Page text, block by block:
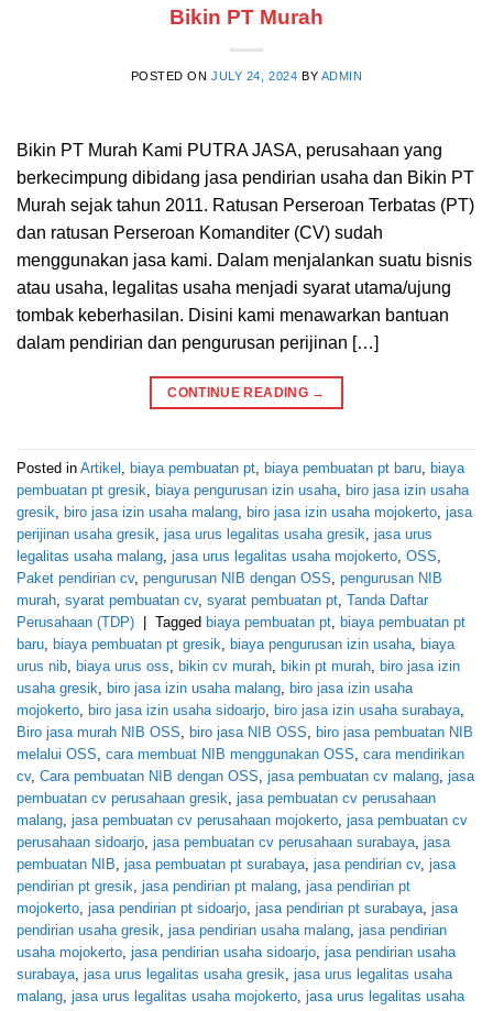
Bikin PT Murah
POSTED ONJULY 24, 2024 BY ADMIN
Bikin PT Murah Kami PUTRA JASA, perusahaan yang
berkecimpung dibidang jasa pendirian usaha dan Bikin PT
Murah sejak tahun 2011. Ratusan Perseroan Terbatas (PT)
dan ratusan Perseroan Komanditer (CV) sudah
menggunakan jasa kami. Dalam menjalankan suatu bisnis
atau usaha, legalitas usaha menjadi syarat utama/ujung
tombak keberhasilan. Disini kami menawarkan bantuan
dalam pendirian dan pengurusan perijinan […]
CONTINUE READING →
Posted in Artikel biaya pembuatan pt biaya pembuatan pt baru biaya
pembuatan pt gresik biaya pengurusan izin usaha biro jasa izin usaha
gresik biro jasa izin usaha malang biro jasa izin usaha mojokerto jasa
perijinan usaha gresik jasa urus legalitas usaha gresik jasa urus
legalitas usaha malang jasa urus legalitas usaha mojokerto OSS
Paket pendirian cv, pengurusan NIB dengan OSS pengurusan NIB
murah syarat pembuatan cv, syarat pembuatan pt Tanda Daftar
Perusahaan (TDP) | Tagged biaya pembuatan pt biaya pembuatan pt
baru biaya pembuatan pt gresik biaya pengurusan izin usaha biaya
urus nib biaya urus oss bikin cv murah bikin pt murah biro jasa izin
usaha gresik biro jasa izin usaha malang biro jasa izin usaha
mojokerto biro jasa izin usaha sidoarjo biro jasa izin usaha surabaya
Biro jasa murah NIB OSS biro jasa NIB OSS biro jasa pembuatan NIB
melalui OSS cara membuat NIB menggunakan OSS cara mendirikan
cv, Cara pembuatan NIB dengan OSS jasa pembuatan cv malang jasa
pembuatan cv perusahaan gresik jasa pembuatan cv perusahaan
malang jasa pembuatan cv perusahaan mojokerto jasa pembuatan cv
perusahaan sidoarjo jasa pembuatan cv perusahaan surabaya jasa
pembuatan NIB jasa pembuatan pt surabaya jasa pendirian cv, jasa
pendirian pt gresik jasa pendirian pt malang jasa pendirian pt
mojokerto jasa pendirian pt sidoarjo jasa pendirian pt surabaya jasa
pendirian usaha gresik jasa pendirian usaha malang jasa pendirian
usaha mojokerto jasa pendirian usaha sidoarjo jasa pendirian usaha
surabaya jasa urus legalitas usaha gresik jasa urus legalitas usaha
malang jasa urus legalitas usaha mojokerto jasa urus legalitas usaha